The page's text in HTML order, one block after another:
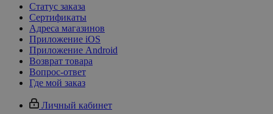
Статус заказа
Сертификаты
Адреса магазинов
Приложение iOS
Приложение Android
Возврат товара
Вопрос-ответ
Где мой заказ
Личный кабинет